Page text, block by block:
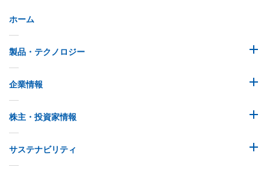
ホーム
製品・テクノロジー
企業情報
株主・投資家情報
サステナビリティ